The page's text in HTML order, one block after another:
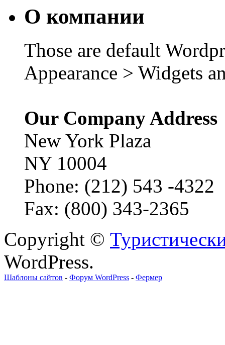
О компании
Those are default
Appearance > Widgets
Our Company Address
New York Plaza
NY 10004
Phone: (212) 543 -4322
Fax: (800) 343-2365
Copyright ©
WordPress.
Шаблоны сайтов - Форум WordPress - Фермер